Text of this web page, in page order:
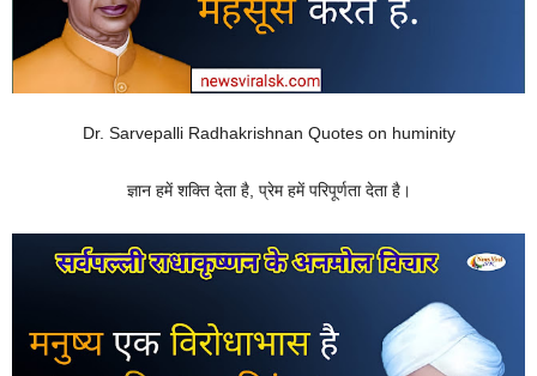
Dr. Sarvepalli Radhakrishnan Quotes on huminity
ज्ञान हमें शक्ति देता है, प्रेम हमें परिपूर्णता देता है।